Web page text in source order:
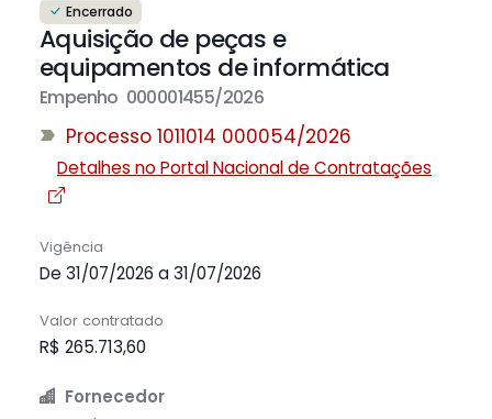
Encerrado
Aquisição de peças e
equipamentos de informática
Empenho 000001455/2026
Processo 1011014 000054/2026
Detalhes no Portal Nacional de Contratações
Vigência
De 31/07/2026 a 31/07/2026
Valor contratado
R$ 265.713,60
Fornecedor